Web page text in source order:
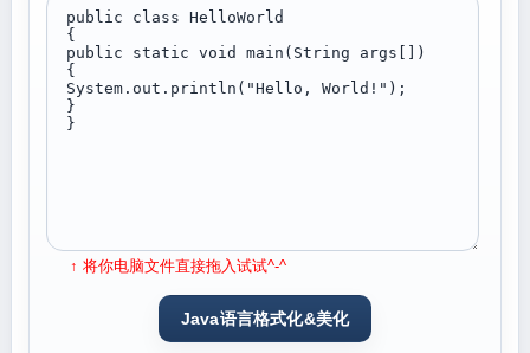
↑ 将你电脑文件直接拖入试试^-^